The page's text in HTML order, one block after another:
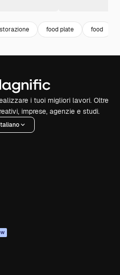
food plate food
i tuoi migliori lavori. Oltre
imprese, agenzie e studi.